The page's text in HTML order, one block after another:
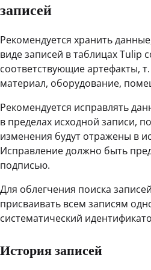
записей
Рекомендуется хранить
виде записей в таблицах Tulip
соответствующие артефакты,
материал, оборудование,
Рекомендуется исправлять
в пределах исходной записи,
изменения будут отражены в
Исправление должно быть
подписью.
Для облегчения поиска
присваивать всем записям
систематический
История записей